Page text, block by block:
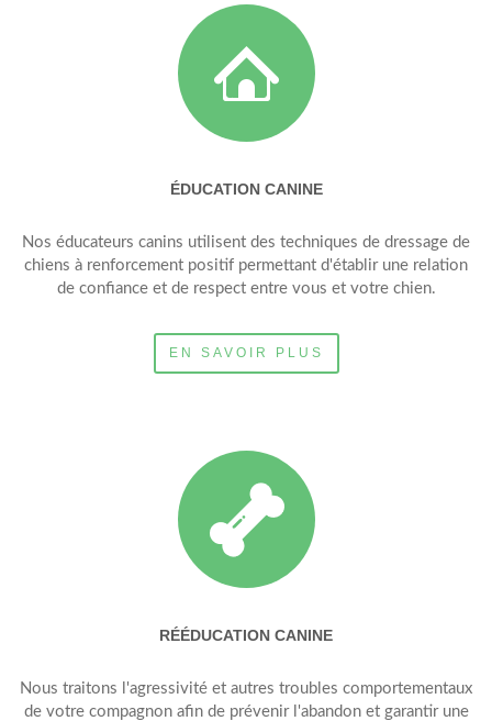
ÉDUCATION CANINE
Nos éducateurs canins utilisent des techniques de dressage de
chiens à renforcement positif permettant d'établir une relation
de confiance et de respect entre vous et votre chien.
EN SAVOIR PLUS
RÉÉDUCATION CANINE
Nous traitons l'agressivité et autres troubles comportementaux
de votre compagnon afin de prévenir l'abandon et garantir une